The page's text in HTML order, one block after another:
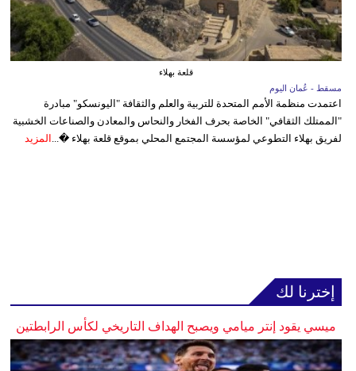
قلعة بهلاء
مسقط - عُمان اليوم
اعتمدت منظمة الأمم المتحدة للتربية والعلم والثقافة "اليونسكو" مبادرة
"الممتلك الثقافي" الخاصة بحرف الفخار والنحاس والمعادن والصناعات الخشبية
لفريق بهلاء التطوعي لمؤسسة المجتمع المحلي بموقع قلعة بهلاء �... المزيد
إخترنا لك
ميسي يقود إنتر ميامي ويصبح الهداف التاريخي لكأس الرابطتين